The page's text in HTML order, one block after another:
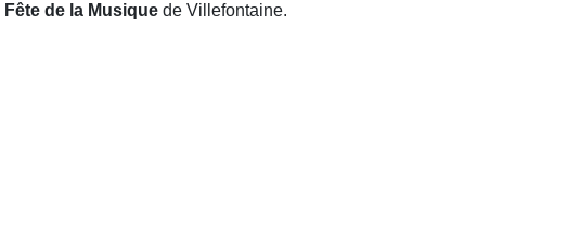
Fête de la Musique de Villefontaine.